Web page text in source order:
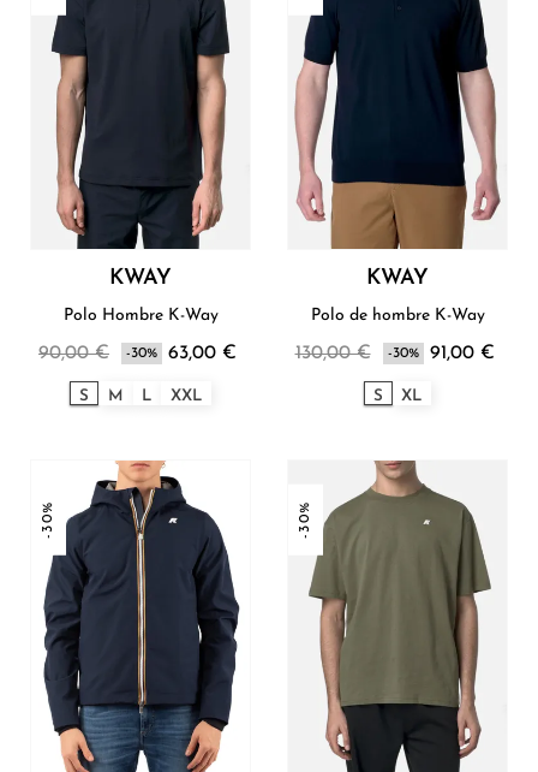
KWAY
Polo Hombre K-Way
90,00 € -30% 63,00 €
S M L XXL
KWAY
Polo de hombre K-Way
130,00 € -30% 91,00 €
S XL
-30% -30%